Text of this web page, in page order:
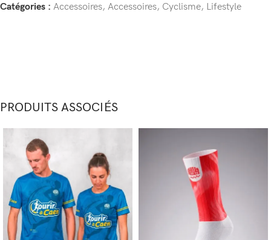
Catégories : Accessoires, Accessoires, Cyclisme, Lifestyle
PRODUITS ASSOCIÉS